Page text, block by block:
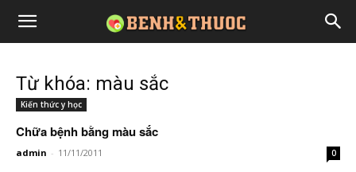
Từ khóa: màu sắc
Kiến thức y học
Chữa bệnh bằng màu sắc
admin - 11/11/2011 0